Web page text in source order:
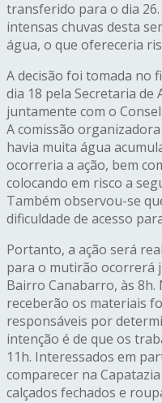
transferido para o dia 26.
intensas chuvas desta
água, o que ofereceria
A decisão foi tomada no
dia 18 pela Secretaria
juntamente com o
A comissão
havia muita água
ocorreria a ação, bem
colocando em risco a
Também observou-se
dificuldade de acesso
Portanto, a ação será
para o mutirão ocorrerá
Bairro Canabarro, às
receberão os materiais
responsáveis por
intenção é de que os
11h. Interessados em
comparecer na
calçados fechados e